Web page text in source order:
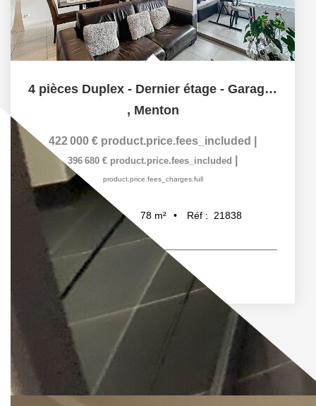
4 pièces Duplex - Dernier étage - Garage et Cellier
, Menton
422 000 € product.price.fees_included
396 680 € product.price.fees_included
product.price.fees_charges.full
78 m² Réf : 21838